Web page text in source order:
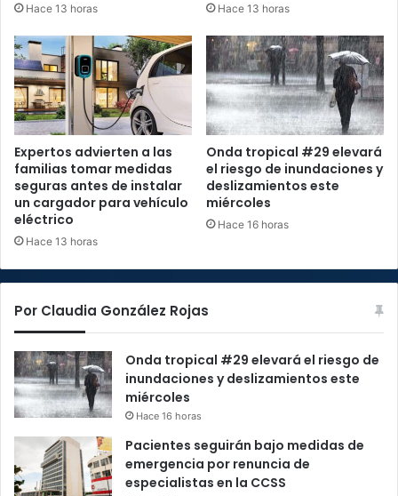
Hace 13 horas Hace 13 horas
Expertos advierten a las
familias tomar medidas
seguras antes de instalar
un cargador para vehículo
eléctrico
Hace 13 horas
Onda tropical #29 elevará
el riesgo de inundaciones y
deslizamientos este
miércoles
Hace 16 horas
Por Claudia González Rojas
Onda tropical #29 elevará el riesgo de
inundaciones y deslizamientos este
miércoles
Hace 16 horas
Pacientes seguirán bajo medidas de
emergencia por renuncia de
especialistas en la CCSS